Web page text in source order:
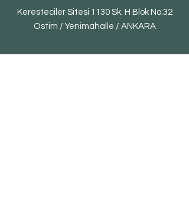
Keresteciler Sitesi 1130 Sk. H Blok No:32
Ostim / Yenimahalle / ANKARA